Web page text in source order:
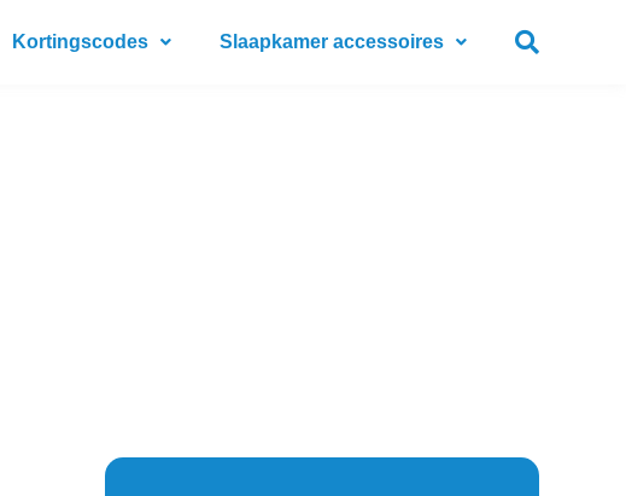
Kortingscodes Slaapkamer accessoires